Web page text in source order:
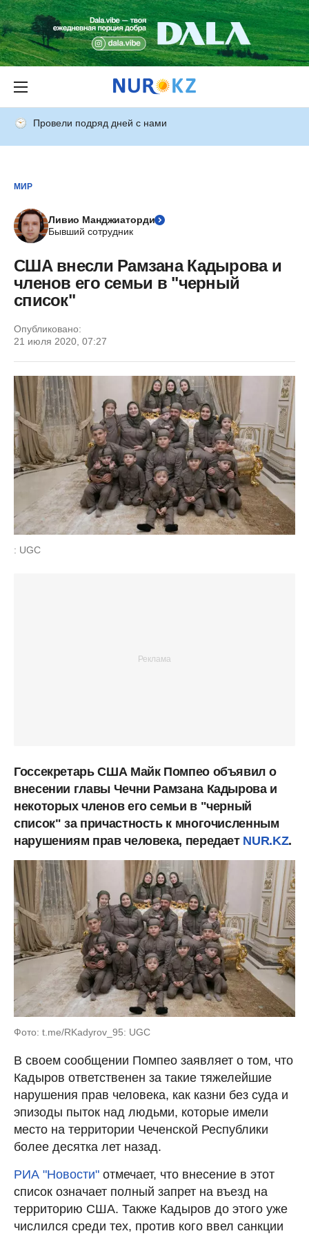
Провели подряд дней с нами
МИР
Ливио Манджиаторди
Бывший сотрудник
США внесли Рамзана Кадырова и
членов его семьи в "черный
список"
Опубликовано:
21 июля 2020, 07:27
: UGC
Госсекретарь США Майк Помпео объявил о
внесении главы Чечни Рамзана Кадырова и
некоторых членов его семьи в "черный
список" за причастность к многочисленным
нарушениям прав человека, передает NUR.KZ.
Фото: t.me/RKadyrov_95: UGC
В своем сообщении Помпео заявляет о том, что
Кадыров ответственен за такие тяжелейшие
нарушения прав человека, как казни без суда и
эпизоды пыток над людьми, которые имели
место на территории Чеченской Республики
более десятка лет назад.
РИА "Новости" отмечает, что внесение в этот
список означает полный запрет на въезд на
территорию США. Также Кадыров до этого уже
числился среди тех, против кого ввел санкции